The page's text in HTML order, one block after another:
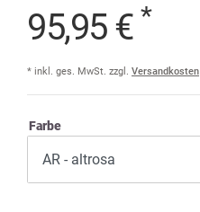
95,95 € *
* inkl. ges. MwSt. zzgl. Versandkosten
Farbe